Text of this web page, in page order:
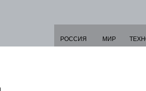
РОССИЯ МИР